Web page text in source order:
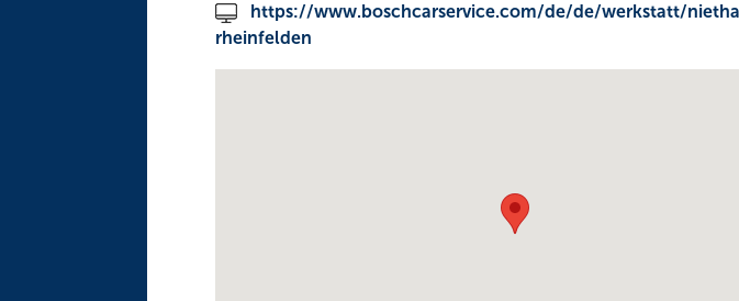
https://www.boschcarservice.com/de/de/werkstatt/
rheinfelden